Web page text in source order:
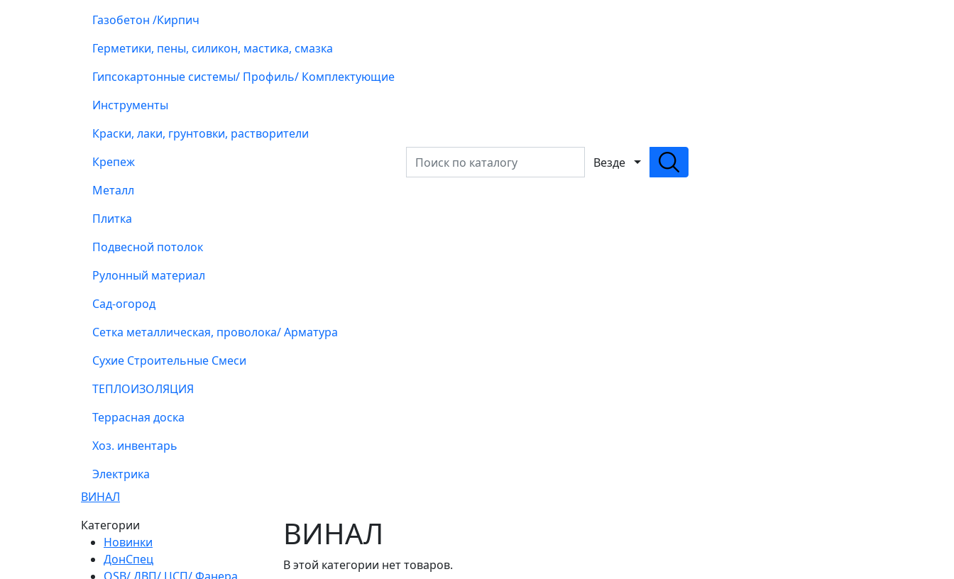
Газобетон /Кирпич
Герметики, пены, силикон, мастика, смазка
Гипсокартонные системы/ Профиль/ Комплектующие
Инструменты
Краски, лаки, грунтовки, растворители
Крепеж
Металл
Плитка
Подвесной потолок
Рулонный материал
Сад-огород
Сетка металлическая, проволока/ Арматура
Сухие Строительные Смеси
ТЕПЛОИЗОЛЯЦИЯ
Террасная доска
Хоз. инвентарь
Электрика
Везде
ВИНАЛ
Категории
Новинки
ДонСпец
ВИНАЛ
В этой категории нет товаров.